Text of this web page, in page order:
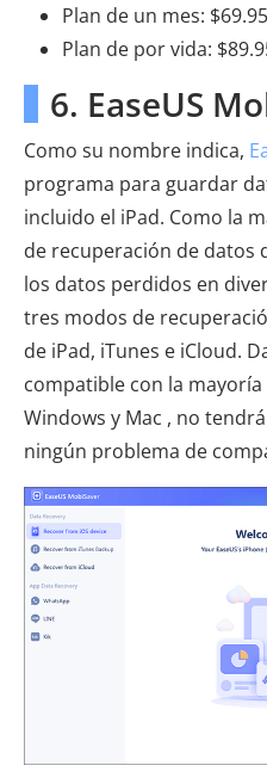
Plan de un mes:
Plan de por vida:
6. EaseUS
Como su nombre indica,
programa para guardar
incluido el iPad. Como la
de recuperación de datos
los datos perdidos en
tres modos de
de iPad, iTunes e iCloud.
compatible con la
Windows y Mac , no
ningún problema de